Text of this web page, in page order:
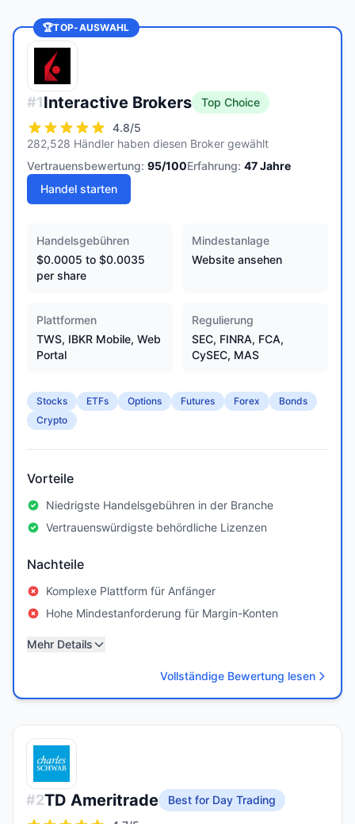
🏆TOP-AUSWAHL
#1Interactive Brokers
Top Choice
4.8/5
282,528 Händler haben diesen Broker gewählt
Vertrauensbewertung: 95/100Erfahrung: 47Jahre
Handel starten
Handelsgebühren
$0.0005 to $0.0035
per share
Mindestanlage
Website ansehen
Plattformen
TWS, IBKR Mobile, Web
Portal
Regulierung
SEC, FINRA, FCA,
CySEC, MAS
Stocks ETFs Options Futures Forex
Bonds
Crypto
Vorteile
Niedrigste Handelsgebühren in der Branche
Vertrauenswürdigste behördliche Lizenzen
Nachteile
Komplexe Plattform für Anfänger
Hohe Mindestanforderung für Margin-Konten
Mehr Details
Vollständige Bewertung lesen
#2TD Ameritrade
Best for Day Trading